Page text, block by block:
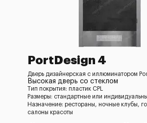
PortDesign 4
Дверь дизайнерская с иллюминатором
Высокая дверь со стеклом
Тип покрытия: пластик CPL
Размеры: стандартные или
Назначение: рестораны, ночные клубы,
салоны красоты